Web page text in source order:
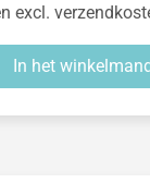
excl.
In het